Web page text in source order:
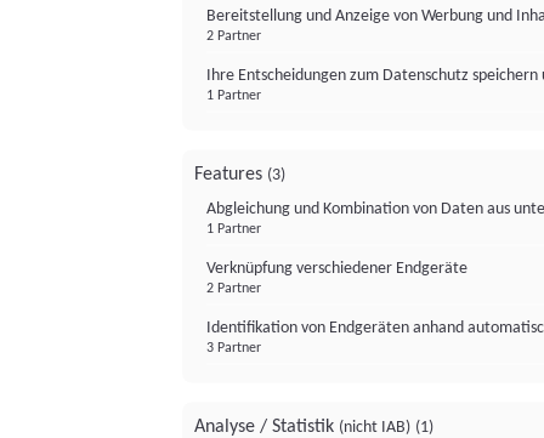
Bereitstellung und Anzeige von Werbung und
2 Partner
Ihre Entscheidungen zum Datenschutz
1 Partner
Features (3)
Abgleichung und Kombination von Daten aus
1 Partner
Verknüpfung verschiedener Endgeräte
2 Partner
Identifikation von Endgeräten anhand
3 Partner
Analyse / Statistik (nicht IAB) (1)